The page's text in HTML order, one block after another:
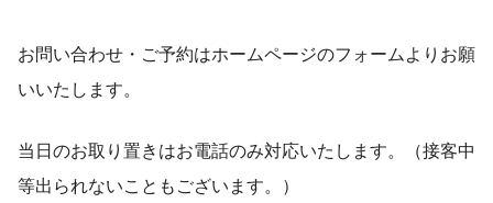
お問い合わせ・ご予約はホームページのフォームよりお願
いいたします。
当日のお取り置きはお電話のみ対応いたします。（接客中
等出られないこともございます。）